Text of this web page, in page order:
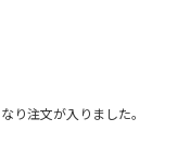
り注文が入りました。